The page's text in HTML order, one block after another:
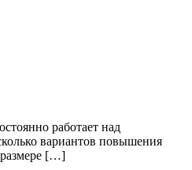
работает над
вариантов повышения
[…]